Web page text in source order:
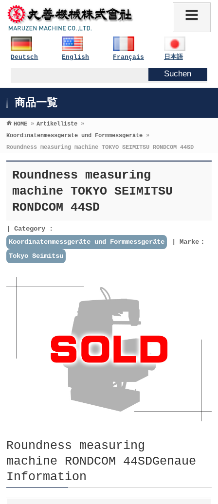
Deutsch English Français 日本語
商品一覧
HOME » Artikelliste »
Koordinatenmessgeräte und Formmessgeräte »
Roundness measuring machine TOKYO SEIMITSU RONDCOM 44SD
Roundness measuring
machine TOKYO SEIMITSU
RONDCOM 44SD
Category :
Koordinatenmessgeräte und Formmessgeräte
Marke：
Tokyo Seimitsu
Roundness measuring
machine RONDCOM 44SDGenaue
Information